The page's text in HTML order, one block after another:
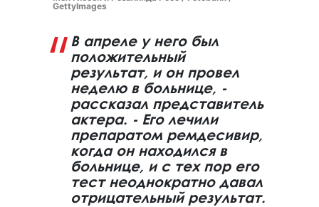
GettyImages
В апреле у него был
положительный
результат, и он провел
неделю в больнице, -
рассказал представитель
актера. - Его лечили
препаратом ремдесивир,
когда он находился в
больнице, и с тех пор его
тест неоднократно давал
отрицательный результат.